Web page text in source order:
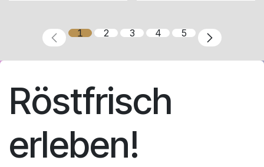
1 2 3 4 5
Röstfrisch
erleben!